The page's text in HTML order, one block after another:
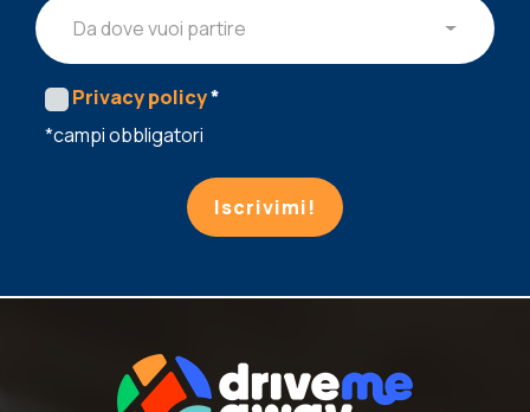
Da dove vuoi partire
Privacy policy*
*campi obbligatori
Iscrivimi!